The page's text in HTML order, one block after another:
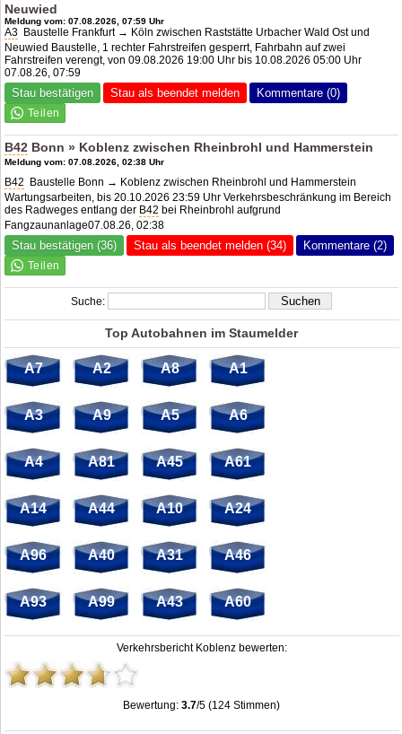
Neuwied
Meldung vom: 07.08.2026, 07:59 Uhr
A3 Baustelle Frankfurt → Köln zwischen Raststätte Urbacher Wald Ost und
Neuwied Baustelle, 1 rechter Fahrstreifen gesperrt, Fahrbahn auf zwei
Fahrstreifen verengt, von 09.08.2026 19:00 Uhr bis 10.08.2026 05:00 Uhr
07.08.26, 07:59
Stau bestätigen Stau als beendet melden Kommentare (0)
B42 Bonn » Koblenz zwischen Rheinbrohl und Hammerstein
Meldung vom: 07.08.2026, 02:38 Uhr
B42
Baustelle Bonn → Koblenz zwischen Rheinbrohl und Hammerstein
Wartungsarbeiten, bis 20.10.2026 23:59 Uhr Verkehrsbeschränkung im Bereich
des Radweges entlang der B42 bei Rheinbrohl aufgrund
Fangzaunanlage07.08.26, 02:38
Stau bestätigen (36) Stau als beendet melden (34) Kommentare (2)
Suche:
Top Autobahnen im Staumelder
A7 A2 A8 A1
A3 A9 A5 A6
A4 A81 A45 A61
A14 A44 A10 A24
A96 A40 A31 A46
A93 A99 A43 A60
Verkehrsbericht Koblenz bewerten:
Bewertung:3.7/5 (124 Stimmen)
Koblenz: Stau, Unfälle, Sperrung & Baustellen ,3.7out of5based on124ratings